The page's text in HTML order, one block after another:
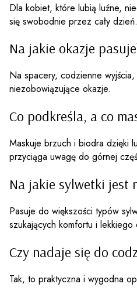
Dla kobiet, które lubią luźne,
się swobodnie przez cały dzień.
Na jakie okazje
Na spacery, codzienne
niezobowiązujące okazje.
Co podkreśla, a co
Maskuje brzuch i biodra dzięki
przyciąga uwagę do górnej
Na jakie sylwetki jest
Pasuje do większości typów
szukających komfortu i lekkiego
Czy nadaje się do
Tak, to praktyczna i wygodna